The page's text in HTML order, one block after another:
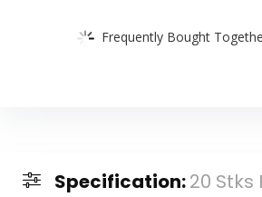
Frequently Bought
Specification:20 Stks